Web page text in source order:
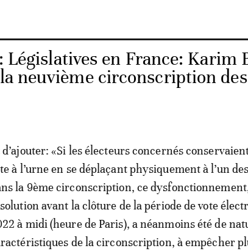
Législatives en France: Karim
neuvième circonscription
d’ajouter: «Si les électeurs concernés
à l’urne en se déplaçant physiquement à l’un
la 9ème circonscription, ce
avant la clôture de la période de vote
à midi (heure de Paris), a néanmoins été de
de la circonscription, à empêcher